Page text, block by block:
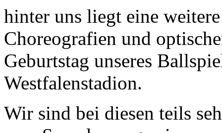
hinter uns liegt eine
Choreografien und
Geburtstag unseres
Westfalenstadion.
Wir sind bei diesen teils